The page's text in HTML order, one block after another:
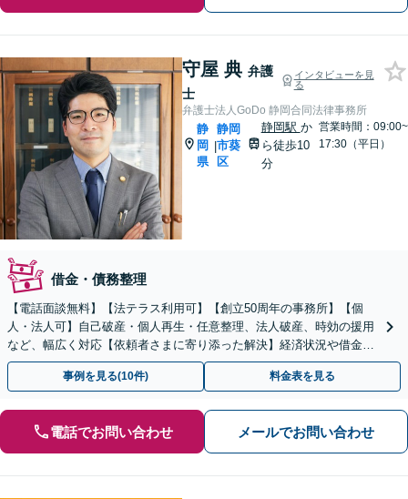
守屋 典 弁護
士
インタビューを見
る
弁護士法人GoDo 静岡合同法律事務所
静
岡
県
|
静岡
市葵
区
静岡駅 か
ら徒歩10
分
営業時間：09:00~
17:30（平日）
借金・債務整理
【電話面談無料】【法テラス利用可】【創立50周年の事務所】【個
人・法人可】自己破産・個人再生・任意整理、法人破産、時効の援用
など、幅広く対応【依頼者さまに寄り添った解決】経済状況や借金の
理由など、丁寧にヒアリングします！【静岡駅10分】
事例を見る(10件) 料金表を見る
電話でお問い合わせ メールでお問い合わせ